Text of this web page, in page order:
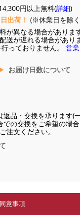
円以上無料(詳細)
出荷！ (※休業日を除
が異なる場合があります
送が遅れる場合があり
っておりません。 営
お届け日数について
返品・交換を承ります(
の交換をご希望の場合
注文ください。
意事項